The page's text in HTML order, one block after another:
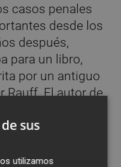
casos penales
desde los
después,
para un libro,
por un antiguo
Rauff. El autor de
de gas
a su viejo
de las
crímenes
sus
utilizamos